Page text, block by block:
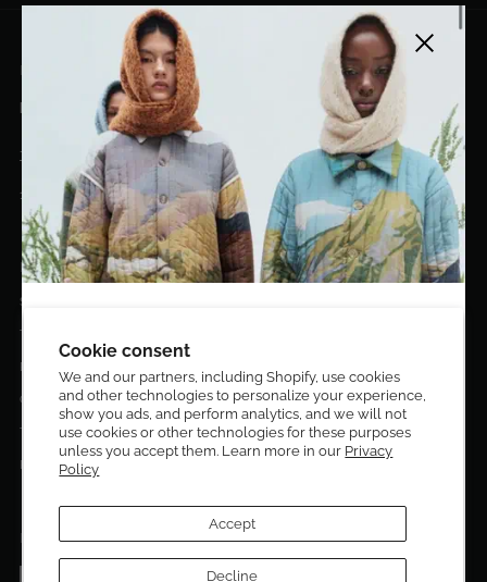
Cookie consent
We and our partners, including Shopify, use cookies
and other technologies to personalize your experience,
show you ads, and perform analytics, and we will not
use cookies or other technologies for these purposes
unless you accept them. Learn more in our Privacy
Policy
Accept
Decline
EL DORADO ART LLC
hello@eldoradoart.com
+1 (305)400-2313
10020 NW 74TH TER. DORAL, FL, 33178
EL DORADO EDIT
Stories
Terms & Conditions
Privacy Policy
Contact Us
Terms of service
Return Policies
FOLLOW US ON:
Get 10% off your first order!
Sign up to be the first to know about new arrivals,
exclusive editions, special discounts, and upcoming
events.
Close